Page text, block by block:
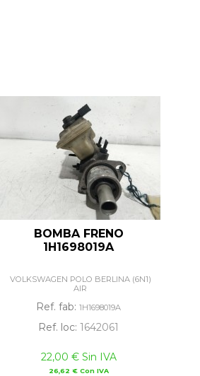
BOMBA FRENO
1H1698019A
VOLKSWAGEN POLO BERLINA (6N1)
AIR
Ref. fab: 1H1698019A
Ref. loc: 1642061
22,00 € Sin IVA
26,62 € Con IVA